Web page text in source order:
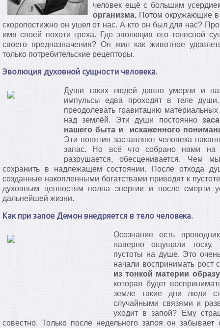
человек ещё с большим
организма. Потом окружающие в
скоропостижно он ушел от нас. А кто он был для нас?
имя своей похоти греха. Где эволюция его телесной
своего предназначения? Он жил как животное
только потребительские рецепторы.
Эволюция духовной сущности человека.
Души таких людей давно умерли и
импульсы едва проходят в теле
преодолевать гравитацию
над землёй. Эти души постоянно
нашего быта и искаженного
Эти понятия заставляют человека
запас. Но всё что собрано нами на
разрушается, обесценивается. Чем
сохранить в надлежащем состоянии. После отхода
созданные накопленными богатствами приводят к
духовным ценностям полна энергии и после смерти
дальнейшей жизни.
Как при запое Демон внедряется в тело человека.
Осознание есть
наверно ощущали тоску,
пустоты на душе. Это
начали воспринимать рост
из тонкой материи
которая будет
земле такие дни люди
случайными связями и
уходит в запой? Ему
совестно. Только после недельного запоя он